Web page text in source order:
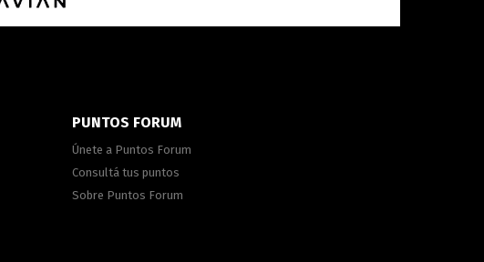
PUNTOS FORUM
Únete a Puntos Forum
Consultá tus puntos
Sobre Puntos Forum